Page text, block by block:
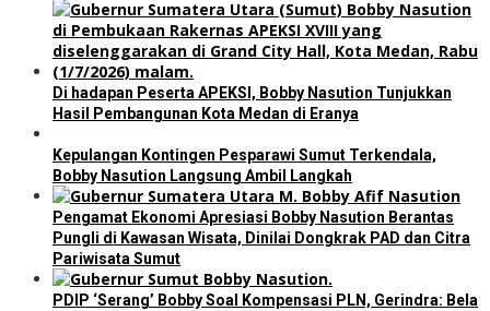
Di hadapan Peserta APEKSI, Bobby Nasution Tunjukkan
Hasil Pembangunan Kota Medan di Eranya
Kepulangan Kontingen Pesparawi Sumut Terkendala,
Bobby Nasution Langsung Ambil Langkah
Pengamat Ekonomi Apresiasi Bobby Nasution Berantas
Pungli di Kawasan Wisata, Dinilai Dongkrak PAD dan Citra
Pariwisata Sumut
PDIP ‘Serang’ Bobby Soal Kompensasi PLN, Gerindra: Bela